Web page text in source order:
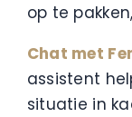
op te
Chat met
assistent
situatie in